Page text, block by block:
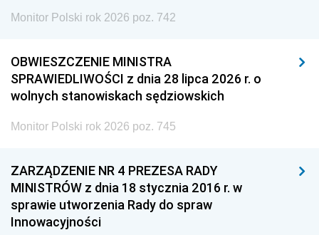
Monitor Polski rok 2026 poz. 742
OBWIESZCZENIE MINISTRA
SPRAWIEDLIWOŚCI z dnia 28 lipca 2026 r. o
wolnych stanowiskach sędziowskich
Monitor Polski rok 2026 poz. 745
ZARZĄDZENIE NR 4 PREZESA RADY
MINISTRÓW z dnia 18 stycznia 2016 r. w
sprawie utworzenia Rady do spraw
Innowacyjności